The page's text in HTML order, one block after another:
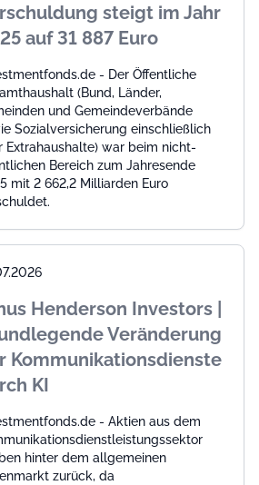
steigt im Jahr
auf 31 887 Euro
- Der Öffentliche
(Bund, Länder,
und Gemeindeverbände
Sozialversicherung einschließlich
Extrahaushalte) war beim nicht-
Bereich zum Jahresende
mit 2 662,2 Milliarden Euro
Henderson Investors |
Veränderung
Kommunikationsdienste
KI
- Aktien aus dem
hinter dem allgemeinen
zurück, da